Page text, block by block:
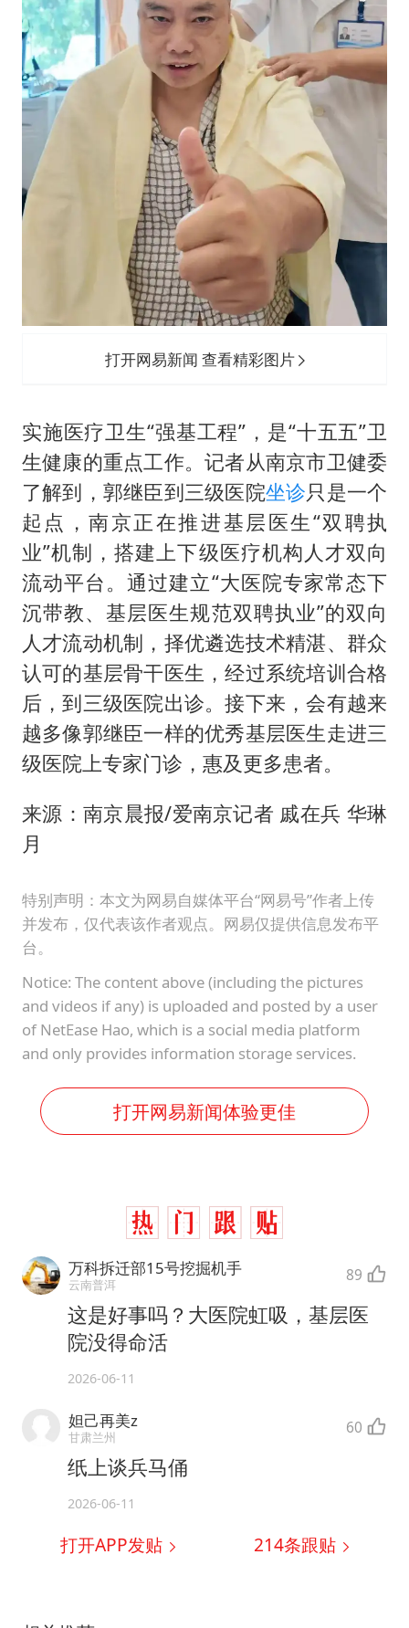
打开网易新闻 查看精彩图片
实施医疗卫生“强基工程”，是“十五五”卫
生健康的重点工作。记者从南京市卫健委
了解到，郭继臣到三级医院坐诊只是一个
起点，南京正在推进基层医生“双聘执
业”机制，搭建上下级医疗机构人才双向
流动平台。通过建立“大医院专家常态下
沉带教、基层医生规范双聘执业”的双向
人才流动机制，择优遴选技术精湛、群众
认可的基层骨干医生，经过系统培训合格
后，到三级医院出诊。接下来，会有越来
越多像郭继臣一样的优秀基层医生走进三
级医院上专家门诊，惠及更多患者。
来源：南京晨报/爱南京记者 戚在兵 华琳
月
特别声明：本文为网易自媒体平台“网易号”作者上传
并发布，仅代表该作者观点。网易仅提供信息发布平
台。
Notice: The content above (including the pictures
and videos if any) is uploaded and posted by a user
of NetEase Hao, which is a social media platform
and only provides information storage services.
打开网易新闻体验更佳
万科拆迁部15号挖掘机手
云南普洱 89
这是好事吗？大医院虹吸，基层医
院没得命活
2026-06-11
妲己再美z
甘肃兰州 60
纸上谈兵马俑
2026-06-11
打开APP发贴 214条跟贴